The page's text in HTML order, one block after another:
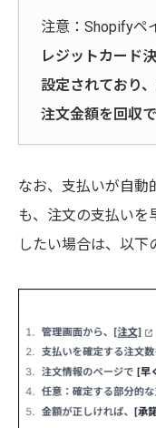
注意：Shopifyペ
レジットカード
設定されており
注文金額を回収
なお、支払いが自動
も、注文の支払いを
したい場合は、以下